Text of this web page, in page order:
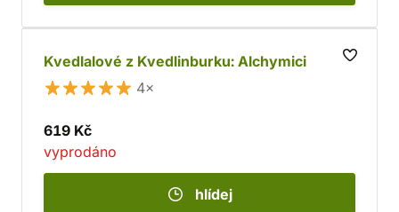
Kvedlalové z Kvedlinburku: Alchymici
4×
619 Kč
vyprodáno
hlídej